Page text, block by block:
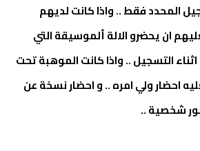
المحدد فقط .. واذا كانت لديهم
ان يحضرو الالة ألموسيقة التي
التسجيل .. واذا كانت الموهبة تحت
احضار ولي امره .. و احضار نسخة عن
شخصية ..